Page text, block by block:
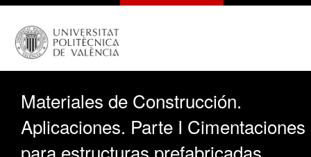
Materiales de Construcción.
Aplicaciones. Parte I Cimentaciones
para estructuras prefabricadas